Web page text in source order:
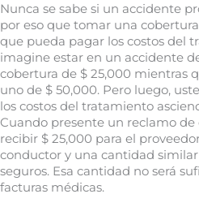
Nunca se sabe si un accidente
por eso que tomar una
que pueda pagar los costos del
imagine estar en un accidente
cobertura de $ 25,000 mientras
uno de $ 50,000. Pero luego,
los costos del tratamiento
Cuando presente un reclamo de
recibir $ 25,000 para el
conductor y una cantidad
seguros. Esa cantidad no será
facturas médicas.